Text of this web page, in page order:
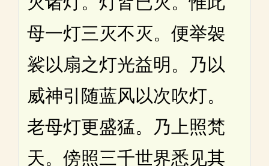
母一灯三灭不灭。便举袈
裟以扇之灯光益明。乃以
威神引随蓝风以次吹灯。
老母灯更盛猛。乃上照梵
天。傍照三千世界悉见其